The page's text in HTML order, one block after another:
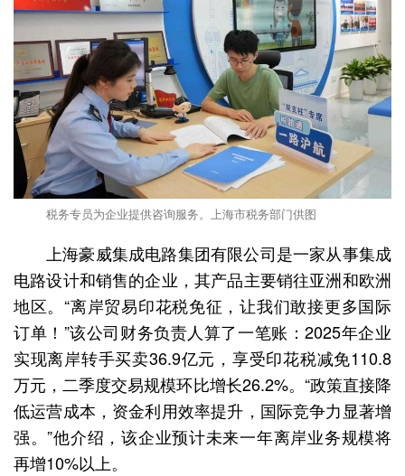
税务专员为企业提供咨询服务。上海市税务部门供图
上海豪威集成电路集团有限公司是一家从事集成
电路设计和销售的企业，其产品主要销往亚洲和欧洲
地区。“离岸贸易印花税免征，让我们敢接更多国际
订单！”该公司财务负责人算了一笔账：2025年企业
实现离岸转手买卖36.9亿元，享受印花税减免110.8
万元，二季度交易规模环比增长26.2%。“政策直接降
低运营成本，资金利用效率提升，国际竞争力显著增
强。”他介绍，该企业预计未来一年离岸业务规模将
再增10%以上。